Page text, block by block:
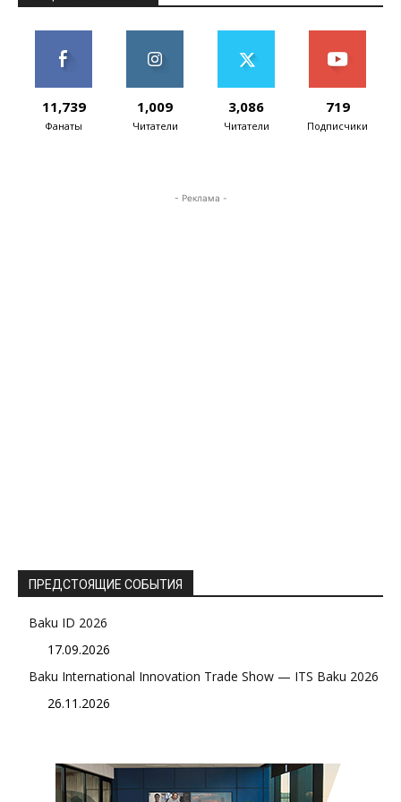
11,739
Фанаты
1,009
Читатели
3,086
Читатели
719
Подписчики
- Реклама -
ПРЕДСТОЯЩИЕ СОБЫТИЯ
Baku ID 2026
17.09.2026
Baku International Innovation Trade Show — ITS Baku 2026
26.11.2026